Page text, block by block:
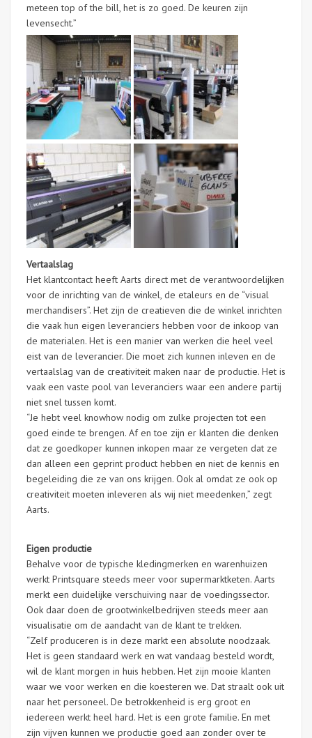
meteen top of the bill, het is zo goed. De keuren zijn
levensecht.”
Vertaalslag
Het klantcontact heeft Aarts direct met de verantwoordelijken
voor de inrichting van de winkel, de etaleurs en de “visual
merchandisers”. Het zijn de creatieven die de winkel inrichten
die vaak hun eigen leveranciers hebben voor de inkoop van
de materialen. Het is een manier van werken die heel veel
eist van de leverancier. Die moet zich kunnen inleven en de
vertaalslag van de creativiteit maken naar de productie. Het is
vaak een vaste pool van leveranciers waar een andere partij
niet snel tussen komt.
“Je hebt veel knowhow nodig om zulke projecten tot een
goed einde te brengen. Af en toe zijn er klanten die denken
dat ze goedkoper kunnen inkopen maar ze vergeten dat ze
dan alleen een geprint product hebben en niet de kennis en
begeleiding die ze van ons krijgen. Ook al omdat ze ook op
creativiteit moeten inleveren als wij niet meedenken,” zegt
Aarts.
Eigen productie
Behalve voor de typische kledingmerken en warenhuizen
werkt Printsquare steeds meer voor supermarktketen. Aarts
merkt een duidelijke verschuiving naar de voedingssector.
Ook daar doen de grootwinkelbedrijven steeds meer aan
visualisatie om de aandacht van de klant te trekken.
“Zelf produceren is in deze markt een absolute noodzaak.
Het is geen standaard werk en wat vandaag besteld wordt,
wil de klant morgen in huis hebben. Het zijn mooie klanten
waar we voor werken en die koesteren we. Dat straalt ook uit
naar het personeel. De betrokkenheid is erg groot en
iedereen werkt heel hard. Het is een grote familie. En met
zijn vijven kunnen we productie goed aan zonder over te